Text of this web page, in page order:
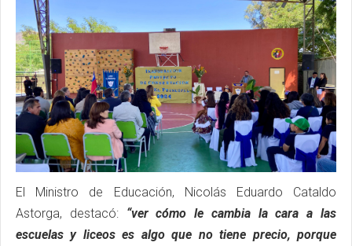
El Ministro de Educación, Nicolás Eduardo Cataldo
Astorga, destacó: “ver cómo le cambia la cara a las
escuelas y liceos es algo que no tiene precio, porque